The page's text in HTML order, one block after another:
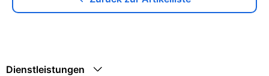
Dienstleistungen